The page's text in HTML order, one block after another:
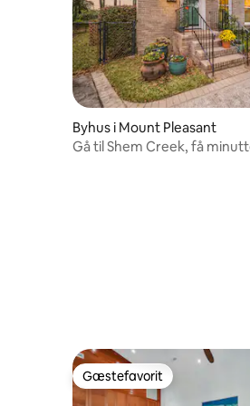
Byhus i Mount Pleasant
Gå til Shem Creek, få
Gæstefavorit
Gæstefavorit